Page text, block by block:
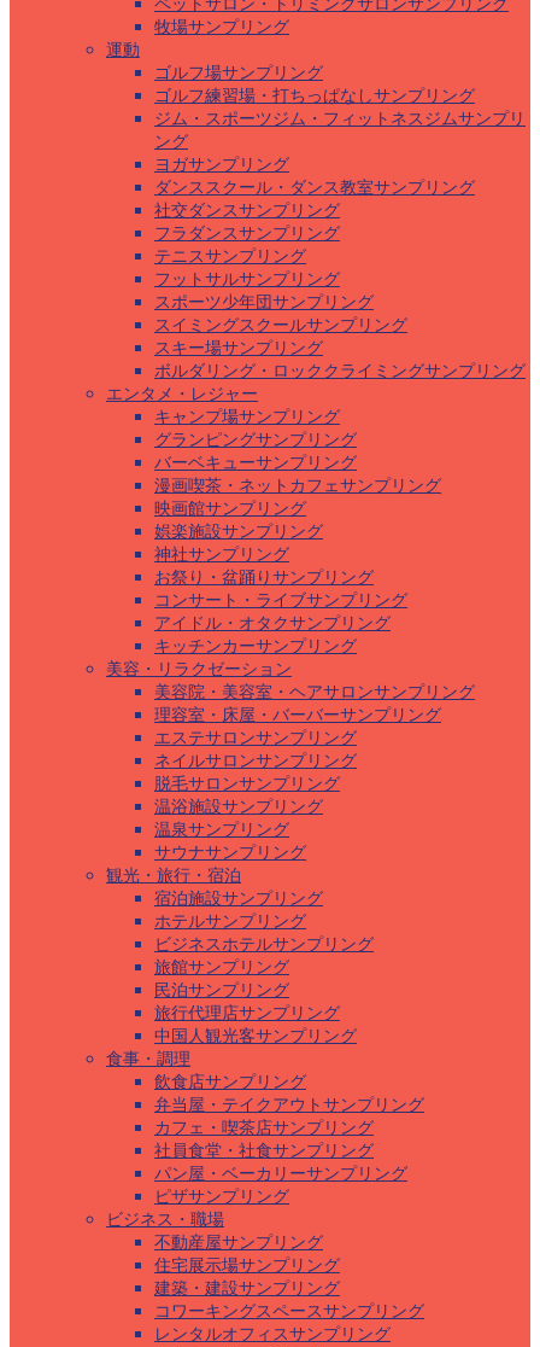
ペットサロン・トリミングサロンサンプリング
牧場サンプリング
運動
ゴルフ場サンプリング
ゴルフ練習場・打ちっぱなしサンプリング
ジム・スポーツジム・フィットネスジムサンプリ
ング
ヨガサンプリング
ダンススクール・ダンス教室サンプリング
社交ダンスサンプリング
フラダンスサンプリング
テニスサンプリング
フットサルサンプリング
スポーツ少年団サンプリング
スイミングスクールサンプリング
スキー場サンプリング
ボルダリング・ロッククライミングサンプリング
エンタメ・レジャー
キャンプ場サンプリング
グランピングサンプリング
バーベキューサンプリング
漫画喫茶・ネットカフェサンプリング
映画館サンプリング
娯楽施設サンプリング
神社サンプリング
お祭り・盆踊りサンプリング
コンサート・ライブサンプリング
アイドル・オタクサンプリング
キッチンカーサンプリング
美容・リラクゼーション
美容院・美容室・ヘアサロンサンプリング
理容室・床屋・バーバーサンプリング
エステサロンサンプリング
ネイルサロンサンプリング
脱毛サロンサンプリング
温浴施設サンプリング
温泉サンプリング
サウナサンプリング
観光・旅行・宿泊
宿泊施設サンプリング
ホテルサンプリング
ビジネスホテルサンプリング
旅館サンプリング
民泊サンプリング
旅行代理店サンプリング
中国人観光客サンプリング
食事・調理
飲食店サンプリング
弁当屋・テイクアウトサンプリング
カフェ・喫茶店サンプリング
社員食堂・社食サンプリング
パン屋・ベーカリーサンプリング
ピザサンプリング
ビジネス・職場
不動産屋サンプリング
住宅展示場サンプリング
建築・建設サンプリング
コワーキングスペースサンプリング
レンタルオフィスサンプリング